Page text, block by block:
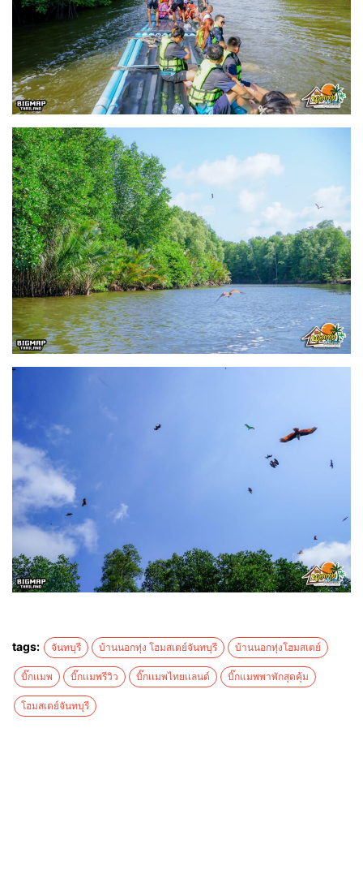
tags: จันทบุรี บ้านนอกทุ่ง โฮมสเตย์จันทบุรี บ้านนอกทุ่งโฮมสเตย์
บิ๊กเเมพ บิ๊กเเมพรีวิว บิ๊กเเมพไทยเเลนด์ บิ๊กแมพพาพักสุดคุ้ม
โฮมสเตย์จันทบุรี